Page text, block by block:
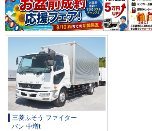
三菱ふそう ファイター
バン 中増t